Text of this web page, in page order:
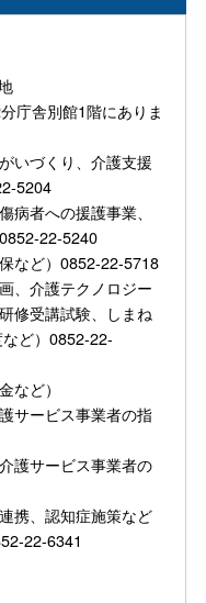
庁舎別館1階にありま
いづくり、介護支援
5204
病者への援護事業、
22-5240
など）0852-22-5718
、介護テクノロジー
修受講試験、しまね
ど）0852-22-
など）
サービス事業者の指
護サービス事業者の
携、認知症施策など
22-6341